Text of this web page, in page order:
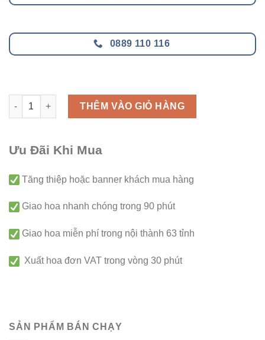
0889 110 116
Giỏ hoa - G147 số lượng
THÊM VÀO GIỎ HÀNG
Ưu Đãi Khi Mua
Tăng thiệp hoặc banner khách mua hàng
Giao hoa nhanh chóng trong 90 phút
Giao hoa miễn phí trong nội thành 63 tỉnh
Xuất hoa đơn VAT trong vòng 30 phút
SẢN PHẨM BÁN CHẠY